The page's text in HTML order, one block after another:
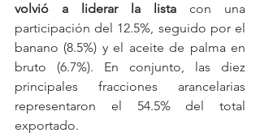
volvió a liderar la lista con una
participación del 12.5%, seguido por el
banano (8.5%) y el aceite de palma en
bruto (6.7%). En conjunto, las diez
principales fracciones arancelarias
representaron el 54.5% del total
exportado.